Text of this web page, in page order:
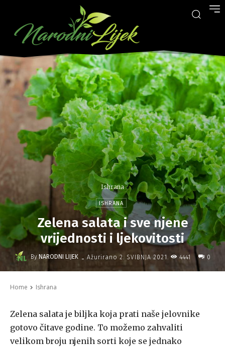
Ishrana
ISHRANA
Zelena salata i sve njene
vrijednosti i ljekovitosti
By NARODNI LIJEK - Ažurirano 2. SVIBNJA 2021. 4441 0
Home Ishrana
Zelena salata je biljka koja prati naše jelovnike
gotovo čitave godine. To možemo zahvaliti
velikom broju njenih sorti koje se jednako